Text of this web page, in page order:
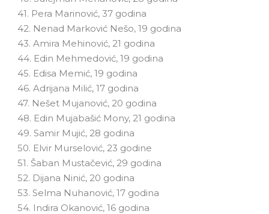
41. Pera Marinović, 37 godina
42. Nenad Marković Nešo, 19 godina
43. Amira Mehinović, 21 godina
44. Edin Mehmedović, 19 godina
45. Edisa Memić, 19 godina
46. Adrijana Milić, 17 godina
47. Nešet Mujanović, 20 godina
48. Edin Mujabašić Mony, 21 godina
49. Samir Mujić, 28 godina
50. Elvir Murselović, 23 godine
51. Šaban Mustačević, 29 godina
52. Dijana Ninić, 20 godina
53. Selma Nuhanović, 17 godina
54. Indira Okanović, 16 godina